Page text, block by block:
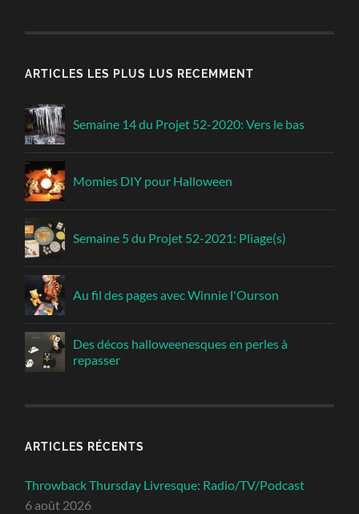
ARTICLES LES PLUS LUS RECEMMENT
Semaine 14 du Projet 52-2020: Vers le bas
Momies DIY pour Halloween
Semaine 5 du Projet 52-2021: Pliage(s)
Au fil des pages avec Winnie l'Ourson
Des décos halloweenesques en perles à
repasser
ARTICLES RÉCENTS
Throwback Thursday Livresque: Radio/TV/Podcast
6 août 2026